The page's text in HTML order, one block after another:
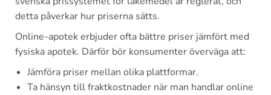
detta påverkar hur priserna sätts.
Online-apotek erbjuder ofta bättre priser jämfört med
fysiska apotek. Därför bör konsumenter överväga att:
Jämföra priser mellan olika plattformar.
Ta hänsyn till fraktkostnader när man handlar online